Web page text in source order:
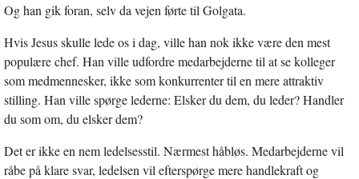
Og han gik foran, selv da vejen førte til Golgata.
Hvis Jesus skulle lede os i dag, ville han nok ikke være den mest
populære chef. Han ville udfordre medarbejderne til at se kolleger
som medmennesker, ikke som konkurrenter til en mere attraktiv
stilling. Han ville spørge lederne: Elsker du dem, du leder? Handler
du som om, du elsker dem?
Det er ikke en nem ledelsesstil. Nærmest håbløs. Medarbejderne vil
råbe på klare svar, ledelsen vil efterspørge mere handlekraft og